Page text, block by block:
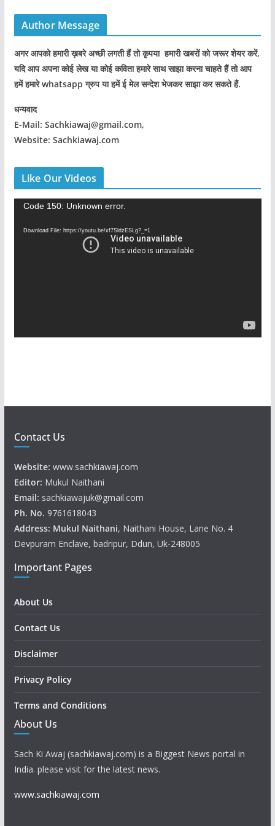
Author Message
अगर आपको हमारी ख़बरे अच्छी लगती हैं तो कृपया हमारी खबरों को जरूर शेयर करें,
यदि आप अपना कोई लेख या कोई कविता हमारे साथ साझा करना चाहते हैं तो आप
हमें हमारे whatsapp ग्रुप या हमें ई मेल सन्देश भेजकर साझा कर सकते हैं.
धन्यवाद
E-Mail: Sachkiawaj@gmail.com,
Website: Sachkiawaj.com
Like Our Videos
Code 150: Unknown error.
Download File: https://youtu.be/xf7SldzESLg?_=1
Contact Us
Website: www.sachkiawaj.com
Editor: Mukul Naithani
Email: sachkiawajuk@gmail.com
Ph. No. 9761618043
Address: Mukul Naithani, Naithani House, Lane No. 4
Devpuram Enclave, badripur, Ddun, Uk-248005
Important Pages
About Us
Contact Us
Disclaimer
Privacy Policy
Terms and Conditions
About Us
Sach Ki Awaj (sachkiawaj.com) is a Biggest News portal in
India. please visit for the latest news.
www.sachkiawaj.com